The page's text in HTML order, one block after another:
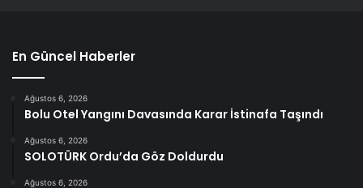
En Güncel Haberler
Ağustos 6, 2026
Bolu Otel Yangını Davasında Karar İstinafa Taşındı
Ağustos 6, 2026
SOLOTÜRK Ordu’da Göz Doldurdu
Ağustos 6, 2026